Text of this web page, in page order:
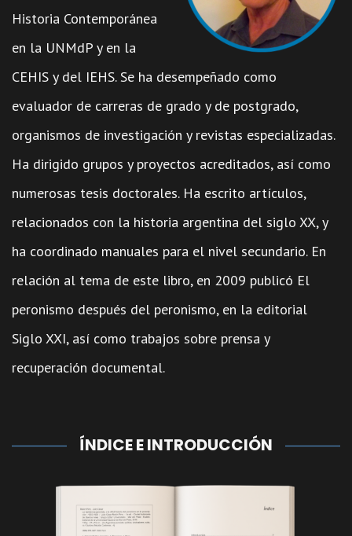
Historia Contemporánea
en la UNMdP y en la
CEHIS y del IEHS. Se ha desempeñado como
evaluador de carreras de grado y de postgrado,
organismos de investigación y revistas especializadas.
Ha dirigido grupos y proyectos acreditados, así como
numerosas tesis doctorales. Ha escrito artículos,
relacionados con la historia argentina del siglo XX, y
ha coordinado manuales para el nivel secundario. En
relación al tema de este libro, en 2009 publicó El
peronismo después del peronismo, en la editorial
Siglo XXI, así como trabajos sobre prensa y
recuperación documental.
ÍNDICE E INTRODUCCIÓN